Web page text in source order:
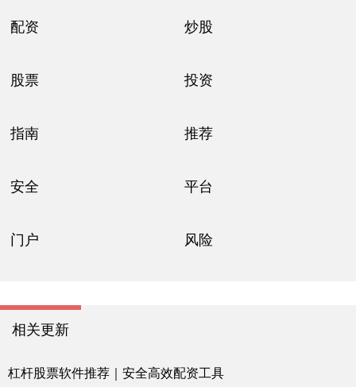
配资 炒股
股票 投资
指南 推荐
安全 平台
门户 风险
相关更新
杠杆股票软件推荐｜安全高效配资工具